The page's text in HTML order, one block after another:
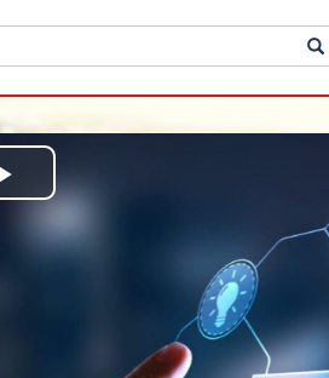
Play
Video